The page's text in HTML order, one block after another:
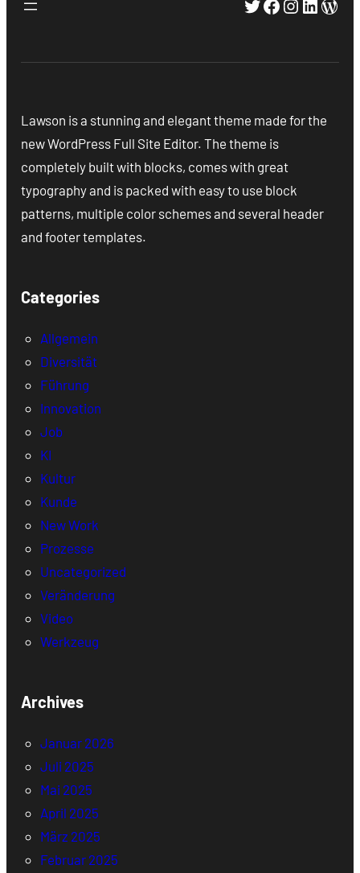
Twitter
Facebook
Lawson is a stunning and elegant theme made for the
new WordPress Full Site Editor. The theme is
completely built with blocks, comes with great
typography and is packed with easy to use block
patterns, multiple color schemes and several header
and footer templates.
Categories
Allgemein
Diversität
Führung
Innovation
Job
KI
Kultur
Kunde
New Work
Prozesse
Uncategorized
Veränderung
Video
Werkzeug
Archives
Januar 2026
Juli 2025
Mai 2025
April 2025
März 2025
Februar 2025